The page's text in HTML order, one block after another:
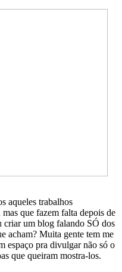
aqueles trabalhos
que fazem falta depois de
criar um blog falando SÓ dos
acham? Muita gente tem me
espaço pra divulgar não só o
que queiram mostra-los.